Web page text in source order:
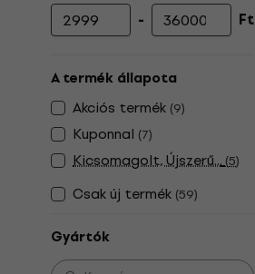
Minimális ár
- Maximális árFt
A termék állapota
Akciós termék (9)
Kuponnal (7)
Kicsomagolt, Újszerű...(5)
Csak új termék (59)
Gyártók